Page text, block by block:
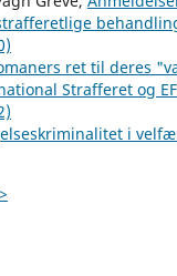
ret til deres
Strafferet og
i